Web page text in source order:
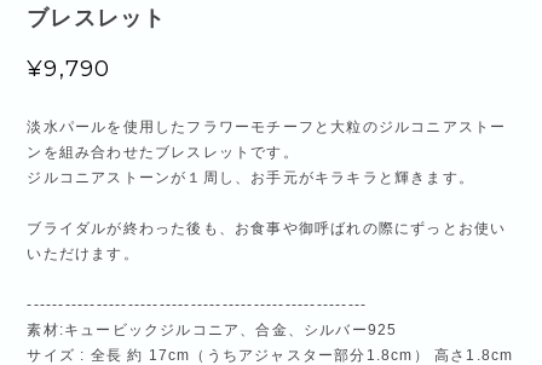
ブレスレット
¥9,790
淡水パールを使用したフラワーモチーフと大粒のジルコニアストー
ンを組み合わせたブレスレットです。
ジルコニアストーンが１周し、お手元がキラキラと輝きます。
ブライダルが終わった後も、お食事や御呼ばれの際にずっとお使い
いただけます。
------------------------------------------------------
素材:キュービックジルコニア、合金、シルバー925
サイズ : 全長 約 17cm（うちアジャスター部分1.8cm） 高さ1.8cm